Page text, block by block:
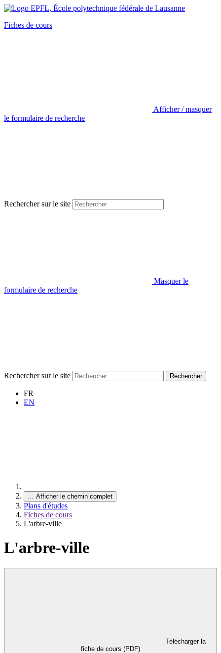
Fiches de cours
Afficher / masquer
le formulaire de recherche
Rechercher sur le site
Masquer le
formulaire de recherche
Rechercher sur le site Rechercher
FR
EN
… Afficher le chemin complet
Plans d'études
Fiches de cours
L'arbre-ville
L'arbre-ville
fiche de cours (PDF)